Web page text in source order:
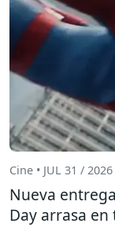
Cine • JUL 31 / 2026
Nueva
Day arrasa